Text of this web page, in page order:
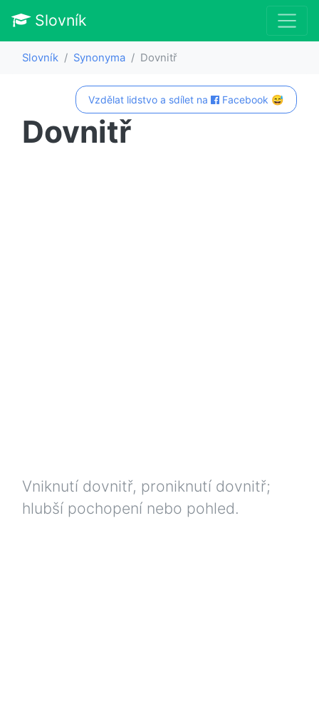
Slovník
Slovník Synonyma Dovnitř
Vzdělat lidstvo a sdílet na Facebook 😅
Dovnitř
Vniknutí dovnitř, proniknutí dovnitř;
hlubší pochopení nebo pohled.